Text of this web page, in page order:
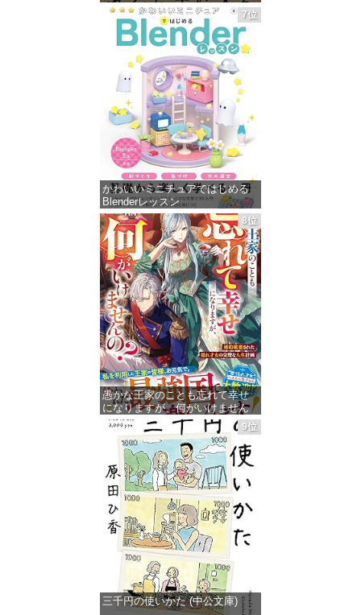
価格：¥1,485
7位
かわいいミニチュアではじめる
Blenderレッスン
価格：¥499
8位
愚かな王家のことも忘れて幸せ
になりますが、何がいけません
の？～婚約破棄された隠れ才女
の完璧な人生計画～【電子限定
SS付き】 (ベリーズファンタジ
価格：¥1,455
9位
三千円の使いかた (中公文庫)